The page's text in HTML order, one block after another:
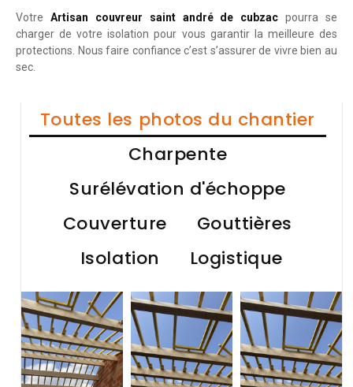
Votre Artisan couvreur saint andré de cubzac pourra se
charger de votre isolation pour vous garantir la meilleure des
protections. Nous faire confiance c’est s’assurer de vivre bien au
sec.
Toutes les photos du chantier
Charpente
Surélévation d'échoppe
Couverture
Gouttières
Isolation
Logistique